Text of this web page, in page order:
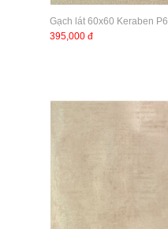
Gạch lát 60x60 Keraben
395,000 đ